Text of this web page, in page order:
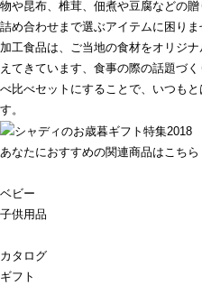
物や昆布、椎茸、佃煮や豆腐などの
詰め合わせまで選ぶアイテムに困り
加工食品は、ご当地の食材をオリジ
えてきています、食事の際の話題づ
べ比べセットにすることで、いつも
す。
あなたにおすすめの関連商品はこちら
ベビー
子供用品
カタログ
ギフト